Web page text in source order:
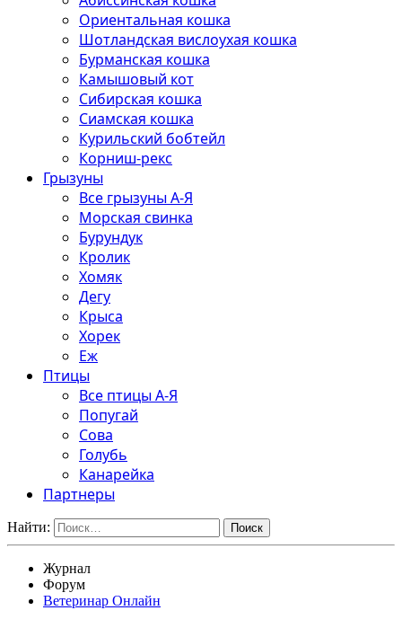
Ориентальная кошка
Шотландская вислоухая кошка
Бурманская кошка
Камышовый кот
Сибирская кошка
Сиамская кошка
Курильский бобтейл
Корниш-рекс
Грызуны
Все грызуны А-Я
Морская свинка
Бурундук
Кролик
Хомяк
Дегу
Крыса
Хорек
Еж
Птицы
Все птицы А-Я
Попугай
Сова
Голубь
Канарейка
Партнеры
Найти:
Журнал
Форум
Ветеринар Онлайн